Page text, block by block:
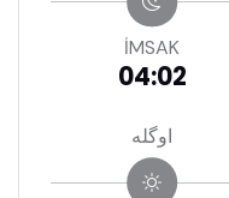
İMSAK
04:02
اوگله